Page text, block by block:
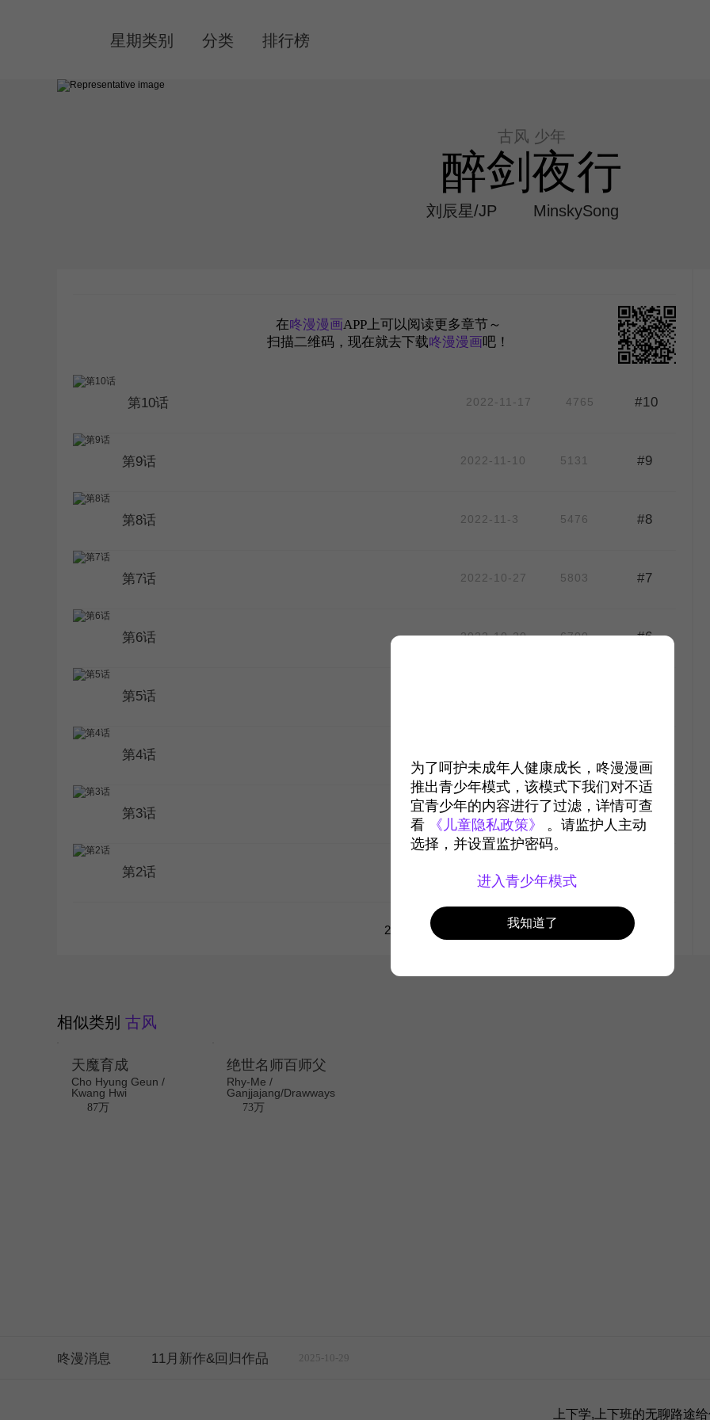
星期类别 分类 排行榜
古风 少年
醉剑夜行
刘辰星/JP MinskySong
在咚漫漫画APP上可以阅读更多章节～
扫描二维码，现在就去下载咚漫漫画吧！
第10话 2022-11-17
like
4765 #10
第9话 2022-11-10
like
5131 #9
第8话 2022-11-3
like
5476 #8
第7话 2022-10-27 5803 #7
第6话 2022-10-20 6700 #6
第5话
第4话
第3话 2022-9-29 7687 #3
第2话
2
相似类别 古风
天魔育成
Cho Hyung Geun /
Kwang Hwi
87万
绝世名师百师父
Rhy-Me /
Ganjjajang/Drawways
73万
为了呵护未成年人健康成长，咚漫漫画
推出青少年模式，该模式下我们对不适
宜青少年的内容进行了过滤，详情可查
看
《儿童隐私政策》
。请监护人主动
选择，并设置监护密码。
进入青少年模式
我知道了
咚漫消息 11月新作&回归作品 2025-10-29
上下学,上下班的无聊路途